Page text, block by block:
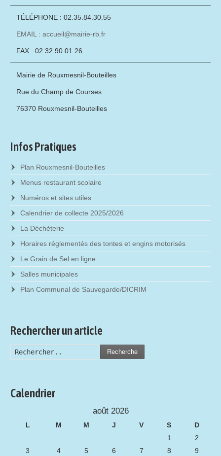
TÉLÉPHONE : 02.35.84.30.55
EMAIL : accueil@mairie-rb.fr
FAX : 02.32.90.01.26
Mairie de Rouxmesnil-Bouteilles
Rue du Champ de Courses
76370 Rouxmesnil-Bouteilles
Infos Pratiques
Plan Rouxmesnil-Bouteilles
Menus restaurant scolaire
Numéros et sites utiles
Calendrier de collecte 2025/2026
La Déchèterie
Horaires réglementés des tontes et engins motorisés
Le Grain de Sel en ligne
Salles municipales
Plan Communal de Sauvegarde/DICRIM
Rechercher un article
Recherche
Calendrier
août 2026
L M M J V S
D
1
2
3
4 5 6 7 8 9